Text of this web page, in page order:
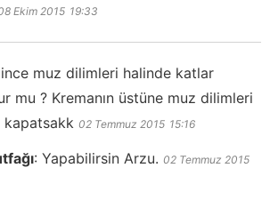
Ekim 2015 19:33
muz dilimleri halinde katlar
mu ? Kremanın üstüne muz dilimleri
kapatsakk 02 Temmuz 2015 15:16
: Yapabilirsin Arzu. 02 Temmuz 2015